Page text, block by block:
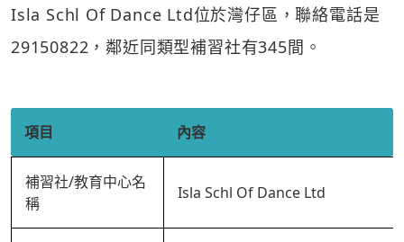
Isla Schl Of Dance Ltd位於灣仔區，聯絡電話是
29150822，鄰近同類型補習社有345間。
項目 內容
補習社/教育中心名
稱
Isla Schl Of Dance Ltd